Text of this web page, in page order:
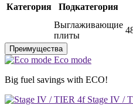
Категория
Подкатегория
Выглаживающие
плиты
Преимущества
Eco mode
Big fuel savings with ECO!
Stage IV /